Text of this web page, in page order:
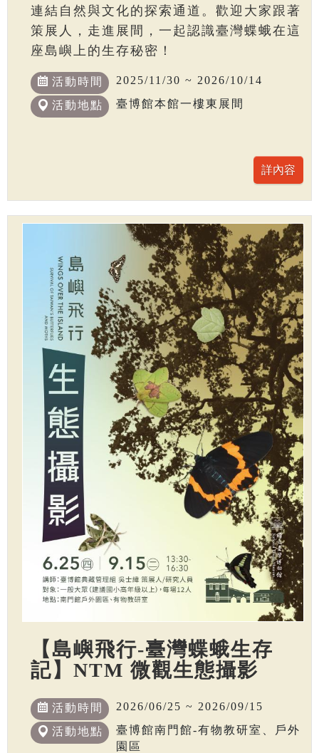
連結自然與文化的探索通道。歡迎大家跟著
策展人，走進展間，一起認識臺灣蝶蛾在這
座島嶼上的生存秘密！
活動時間 2025/11/30 ~ 2026/10/14
活動地點 臺博館本館一樓東展間
【島嶼飛行-臺灣蝶蛾生存
記】NTM 微觀生態攝影
活動時間 2026/06/25 ~ 2026/09/15
活動地點
臺博館南門館-有物教研室、戶外
園區